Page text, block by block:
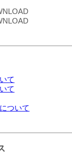
て
て
ついて